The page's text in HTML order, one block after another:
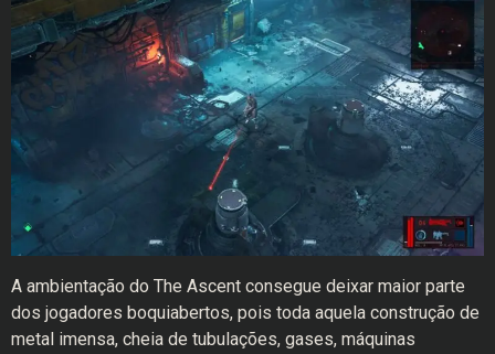
A ambientação do The Ascent consegue deixar maior parte
dos jogadores boquiabertos, pois toda aquela construção de
metal imensa, cheia de tubulações, gases, máquinas